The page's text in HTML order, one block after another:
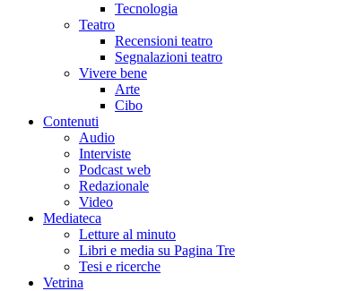
Tecnologia
Teatro
Recensioni teatro
Segnalazioni teatro
Vivere bene
Arte
Cibo
Contenuti
Audio
Interviste
Podcast web
Redazionale
Video
Mediateca
Letture al minuto
Libri e media su Pagina Tre
Tesi e ricerche
Vetrina